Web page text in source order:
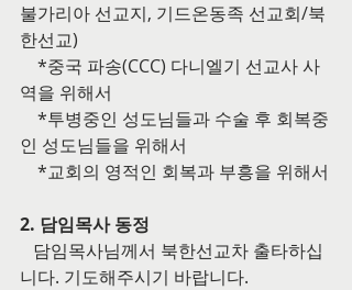
불가리아 선교지, 기드온동족 선교회/북
한선교)
역을 위해서
인 성도님들을 위해서
    *교회의 영적인 회복과 부흥을 위해서
2. 담임목사 동정
니다. 기도해주시기 바랍니다.